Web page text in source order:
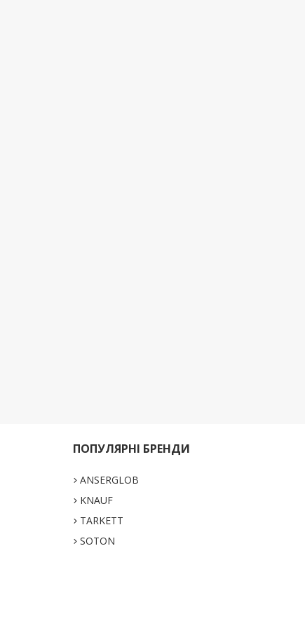
ПОПУЛЯРНІ БРЕНДИ
ANSERGLOB
KNAUF
TARKETT
SOTON